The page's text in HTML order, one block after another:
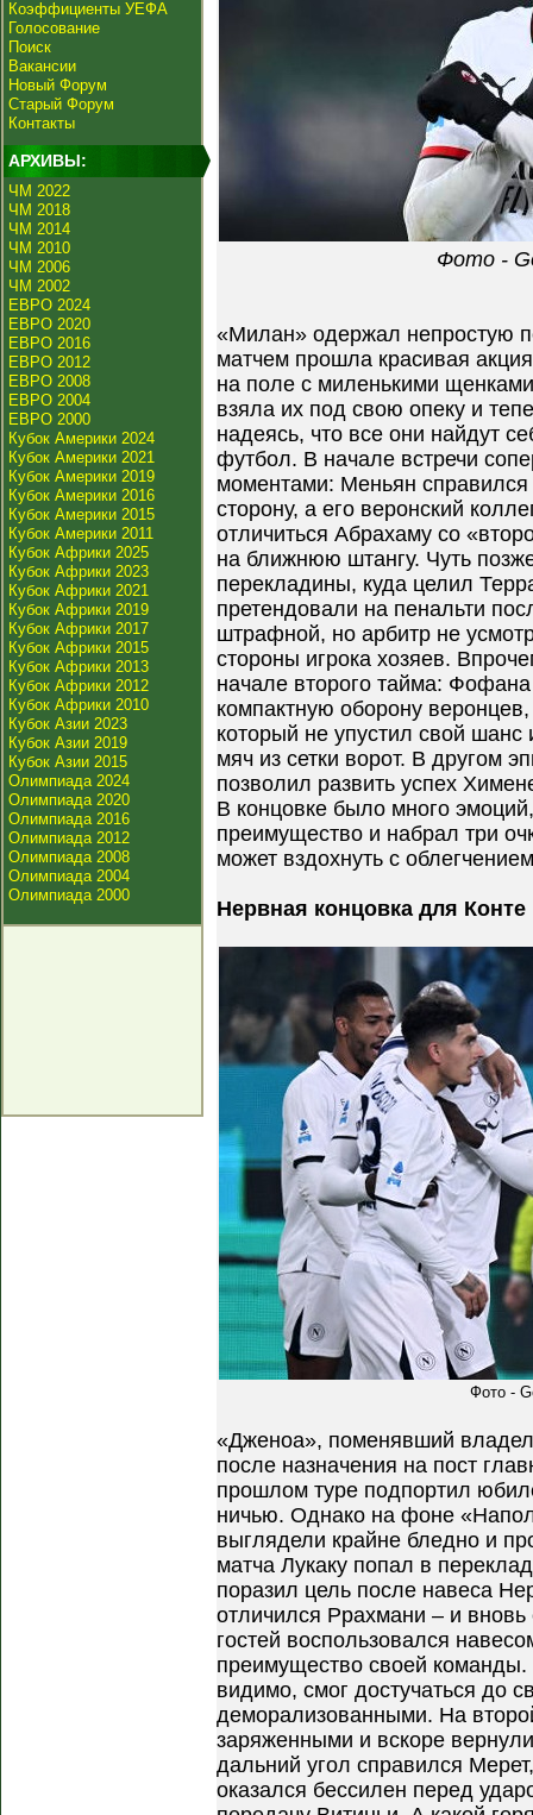
Коэффициенты УЕФА
Голосование
Поиск
Вакансии
Новый Форум
Старый Форум
Контакты
АРХИВЫ:
ЧМ 2022
ЧМ 2018
ЧМ 2014
ЧМ 2010
ЧМ 2006
ЧМ 2002
ЕВРО 2024
ЕВРО 2020
ЕВРО 2016
ЕВРО 2012
ЕВРО 2008
ЕВРО 2004
ЕВРО 2000
Кубок Америки 2024
Кубок Америки 2021
Кубок Америки 2019
Кубок Америки 2016
Кубок Америки 2015
Кубок Америки 2011
Кубок Африки 2025
Кубок Африки 2023
Кубок Африки 2021
Кубок Африки 2019
Кубок Африки 2017
Кубок Африки 2015
Кубок Африки 2013
Кубок Африки 2012
Кубок Африки 2010
Кубок Азии 2023
Кубок Азии 2019
Кубок Азии 2015
Олимпиада 2024
Олимпиада 2020
Олимпиада 2016
Олимпиада 2012
Олимпиада 2008
Олимпиада 2004
Олимпиада 2000
Фото -
«Милан» одержал непростую
матчем прошла красивая
на поле с миленькими
взяла их под свою опеку и
надеясь, что все они найдут
футбол. В начале встречи
моментами: Меньян
сторону, а его веронский
отличиться Абрахаму со
на ближнюю штангу. Чуть
перекладины, куда целил
претендовали на пенальти
штрафной, но арбитр не
стороны игрока хозяев.
начале второго тайма:
компактную оборону
который не упустил свой
мяч из сетки ворот. В другом
позволил развить успех
В концовке было много
преимущество и набрал три
может вздохнуть с
Нервная концовка для Конте
Фото -
«Дженоа», поменявший
после назначения на пост
прошлом туре подпортил
ничью. Однако на фоне
выглядели крайне бледно и
матча Лукаку попал в
поразил цель после навеса
отличился Ррахмани – и
гостей воспользовался
преимущество своей
видимо, смог достучаться до
деморализованными. На
заряженными и вскоре
дальний угол справился
оказался бессилен перед